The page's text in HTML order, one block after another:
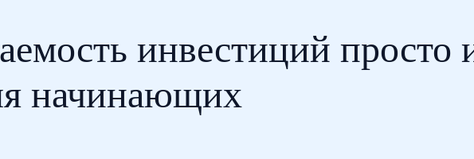
инвестиций просто
начинающих